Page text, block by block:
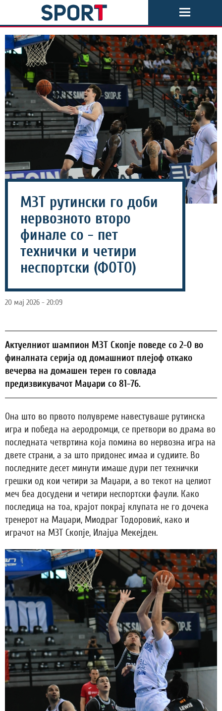
МЗТ рутински го доби
нервозното второ
финале со - пет
технички и четири
неспортски (ФОТО)
20 мај 2026 - 20:09
Актуелниот шампион МЗТ Скопје поведе со 2-0 во
финалната серија од домашниот плејоф откако
вечерва на домашен терен го совлада
предизвикувачот Маџари со 81-76.
Она што во првото полувреме навестуваше рутинска
игра и победа на аеродромци, се претвори во драма во
последната четвртина која помина во нервозна игра на
двете страни, а за што придонес имаа и судиите. Во
последните десет минути имаше дури пет технички
грешки од кои четири за Маџари, а во текот на целиот
меч беа досудени и четири неспортски фаули. Како
последица на тоа, крајот покрај клупата не го дочека
тренерот на Маџари, Миодраг Тодоровиќ, како и
играчот на МЗТ Скопје, Илајџа Мекејден.